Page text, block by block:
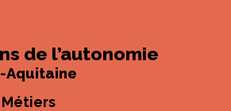
de l’autonomie
Aquitaine